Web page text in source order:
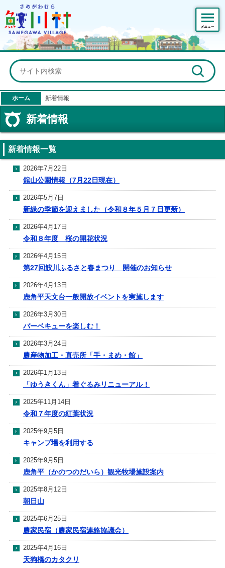
ホーム 新着情報
新着情報
新着情報一覧
2026年7月22日
舘山公園情報（7月22日現在）
2026年5月7日
新緑の季節を迎えました（令和８年５月７日更新）
2026年4月17日
令和８年度 桜の開花状況
2026年4月15日
第27回鮫川ふるさと春まつり 開催のお知らせ
2026年4月13日
鹿角平天文台一般開放イベントを実施します
2026年3月30日
バーベキューを楽しむ！
2026年3月24日
農産物加工・直売所「手・まめ・館」
2026年1月13日
「ゆうきくん」着ぐるみリニューアル！
2025年11月14日
令和７年度の紅葉状況
2025年9月5日
キャンプ場を利用する
2025年9月5日
鹿角平（かのつのだいら）観光牧場施設案内
2025年8月12日
朝日山
2025年6月25日
農家民宿（農家民宿連絡協議会）
2025年4月16日
天狗橋のカタクリ